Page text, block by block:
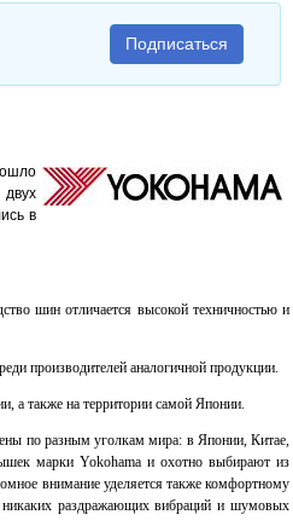
Подписаться
в
шин отличается высокой техничностью и
производителей аналогичной продукции.
а также на территории самой Японии.
по разным уголкам мира: в Японии, Китае,
марки Yokohama и охотно выбирают из
внимание уделяется также комфортному
раздражающих вибраций и шумовых